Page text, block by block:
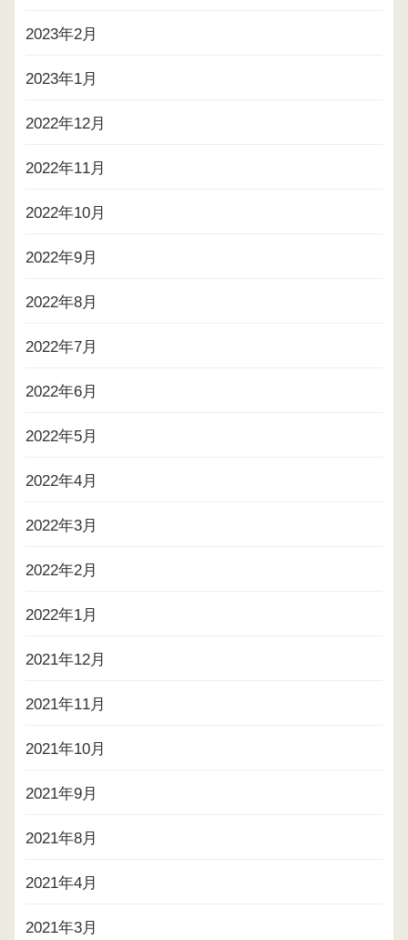
2023年2月
2023年1月
2022年12月
2022年11月
2022年10月
2022年9月
2022年8月
2022年7月
2022年6月
2022年5月
2022年4月
2022年3月
2022年2月
2022年1月
2021年12月
2021年11月
2021年10月
2021年9月
2021年8月
2021年4月
2021年3月